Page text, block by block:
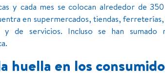
y cada mes se colocan alrededor de
en supermercados, tiendas,
y de servicios. Incluso se han sumado
huella en los